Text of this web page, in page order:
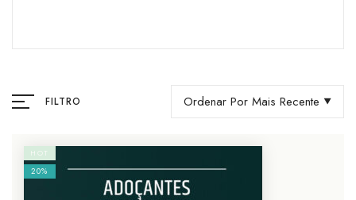
FILTRO Ordenar Por Mais Recente
HOT
20%